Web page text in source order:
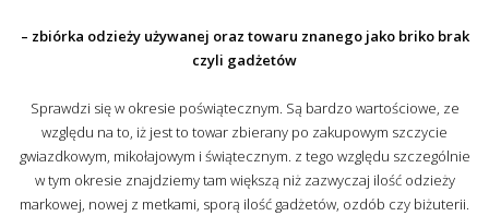
– zbiórka odzieży używanej oraz towaru znanego jako briko brak
czyli gadżetów
Sprawdzi się w okresie poświątecznym. Są bardzo wartościowe, ze
względu na to, iż jest to towar zbierany po zakupowym szczycie
gwiazdkowym, mikołajowym i świątecznym. z tego względu szczególnie
w tym okresie znajdziemy tam większą niż zazwyczaj ilość odzieży
markowej, nowej z metkami, sporą ilość gadżetów, ozdób czy biżuterii.